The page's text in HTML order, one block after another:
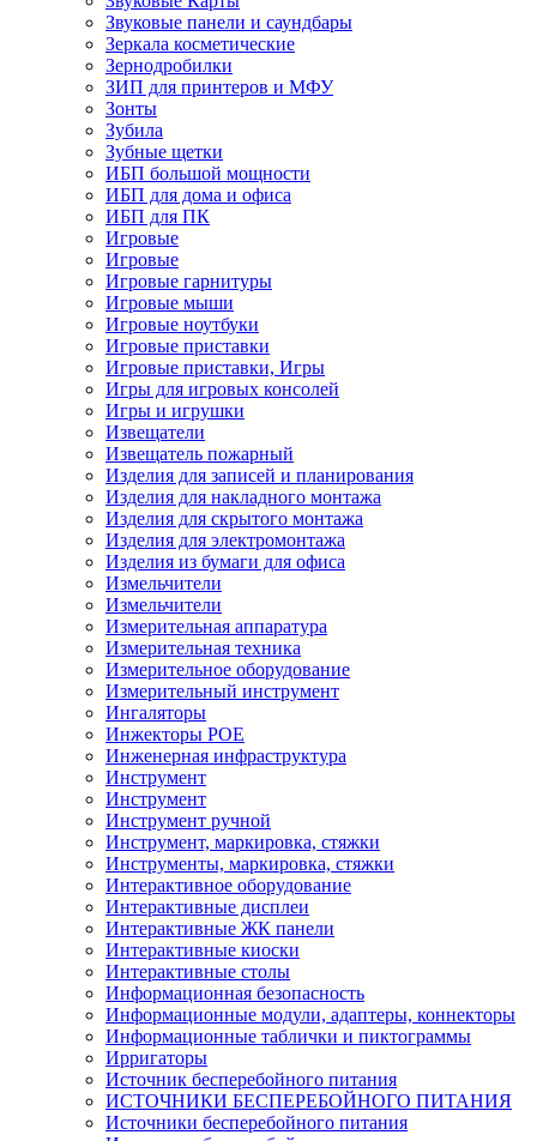
Звуковые панели и саундбары
Зеркала косметические
Зернодробилки
ЗИП для принтеров и МФУ
Зонты
Зубила
Зубные щетки
ИБП большой мощности
ИБП для дома и офиса
ИБП для ПК
Игровые
Игровые
Игровые гарнитуры
Игровые мыши
Игровые ноутбуки
Игровые приставки
Игровые приставки, Игры
Игры для игровых консолей
Игры и игрушки
Извещатели
Извещатель пожарный
Изделия для записей и планирования
Изделия для накладного монтажа
Изделия для скрытого монтажа
Изделия для электромонтажа
Изделия из бумаги для офиса
Измельчители
Измельчители
Измерительная аппаратура
Измерительная техника
Измерительное оборудование
Измерительный инструмент
Ингаляторы
Инжекторы POE
Инженерная инфраструктура
Инструмент
Инструмент
Инструмент ручной
Инструмент, маркировка, стяжки
Инструменты, маркировка, стяжки
Интерактивное оборудование
Интерактивные дисплеи
Интерактивные ЖК панели
Интерактивные киоски
Интерактивные столы
Информационная безопасность
Информационные модули, адаптеры, коннекторы
Информационные таблички и пиктограммы
Ирригаторы
Источник бесперебойного питания
ИСТОЧНИКИ БЕСПЕРЕБОЙНОГО ПИТАНИЯ
Источники бесперебойного питания